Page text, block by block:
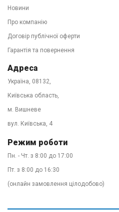
Новини
Про компанію
Договір публічної оферти
Гарантія та повернення
Адреса
Україна, 08132,
Київська область,
м. Вишневе
вул. Київська, 4
Режим роботи
Пн. - Чт. з 8:00 до 17:00
Пт. з 8:00 до 16:30
(онлайн замовлення цілодобово)